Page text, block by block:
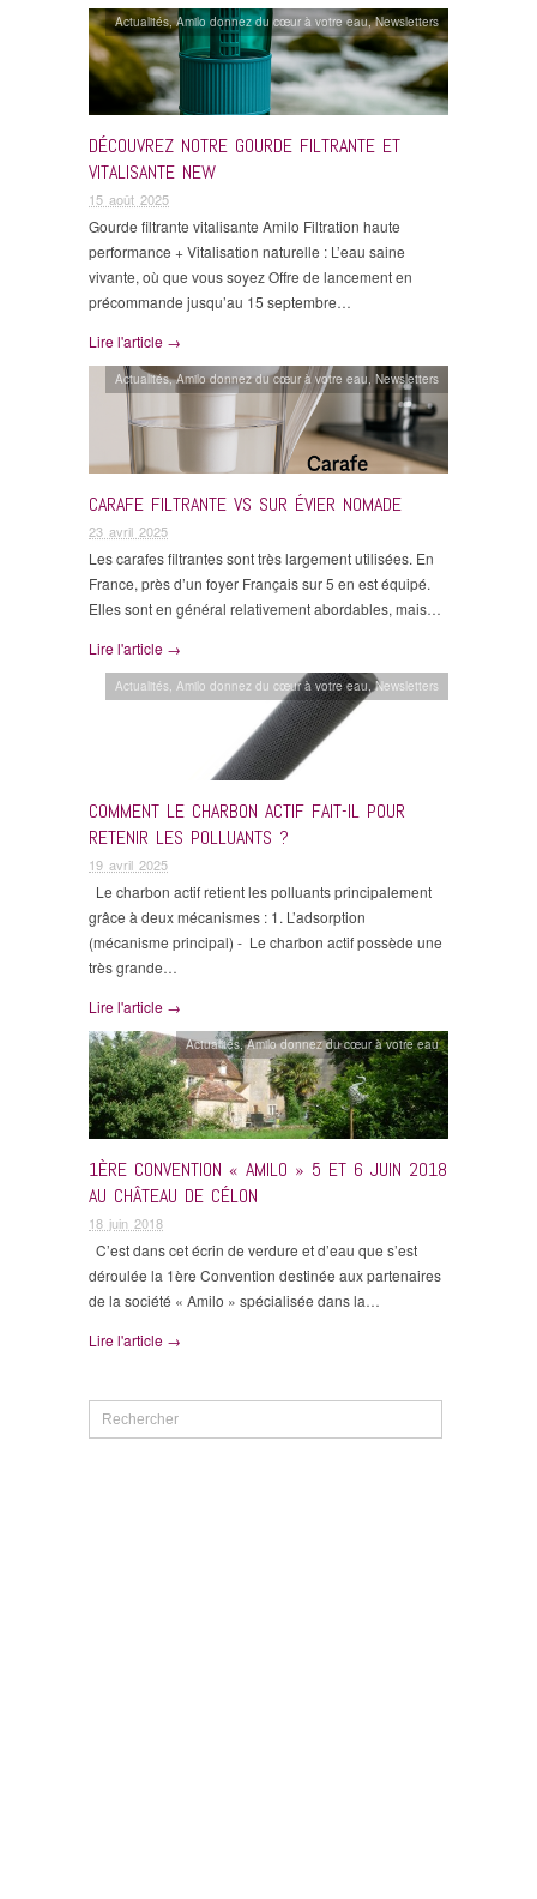
DÉCOUVREZ NOTRE GOURDE FILTRANTE ET
VITALISANTE NEW
15 août 2025
Actualités,Amilo donnez du cœur à votre eau,Newsletters
Gourde filtrante vitalisante Amilo Filtration haute
performance + Vitalisation naturelle : L’eau saine
vivante, où que vous soyez Offre de lancement en
précommande jusqu’au 15 septembre…
Lire l'article →
CARAFE FILTRANTE VS SUR ÉVIER NOMADE
23 avril 2025
Actualités,Amilo donnez du cœur à votre eau, Newsletters
Les carafes filtrantes sont très largement utilisées. En
France, près d’un foyer Français sur 5 en est équipé.
Elles sont en général relativement abordables, mais…
Lire l'article →
COMMENT LE CHARBON ACTIF FAIT-IL POUR
RETENIR LES POLLUANTS ?
19 avril 2025
Actualités, Amilo donnez du cœur à votre eau,Newsletters
Le charbon actif retient les polluants principalement
grâce à deux mécanismes : 1. L’adsorption
(mécanisme principal) - Le charbon actif possède une
très grande…
Lire l'article →
1ÈRE CONVENTION « AMILO » 5 ET 6 JUIN 2018
AU CHÂTEAU DE CÉLON
18 juin 2018
Actualités,Amilo donnez du cœur à votre eau
C’est dans cet écrin de verdure et d’eau que s’est
déroulée la 1ère Convention destinée aux partenaires
de la société « Amilo » spécialisée dans la…
Lire l'article →